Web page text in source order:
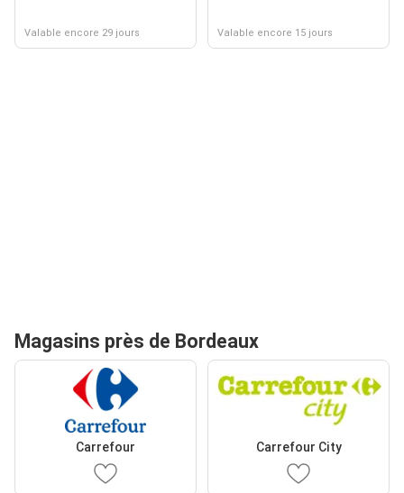
Valable encore 29 jours Valable encore 15 jours
Magasins près de Bordeaux
Carrefour Carrefour City